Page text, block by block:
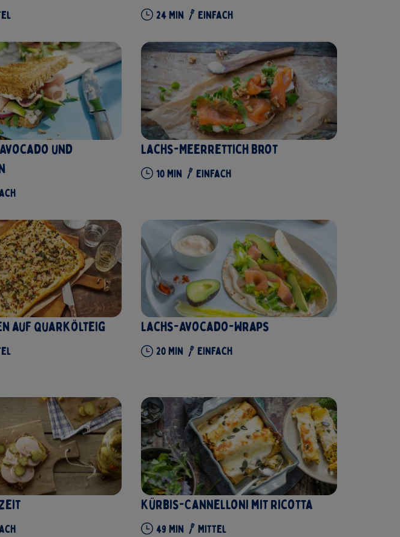
24Min Einfach
und
Lachs-Meerrettich Brot
10Min Einfach
auf Quarkölteig Lachs-Avocado-Wraps
20Min Einfach
Kürbis-Cannelloni mit Ricotta
49 Min Mittel